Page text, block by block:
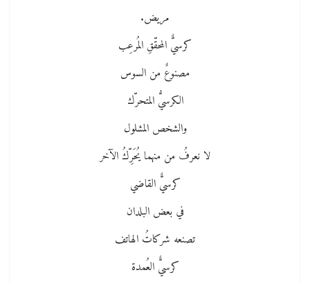
مريض.
كرسيٌّ المحقّقِ المُرعِب
مصنوعٌ من السوس
الكرسيُّ المتحرّك
والشخص المشلول
لا نعرفُ من منهما يُحَرِّكُ الآخر
كرسيٌّ القاضي
في بعض البلدان
تصنعه شركاتُ الهاتف
كرسيٌّ العُمدة